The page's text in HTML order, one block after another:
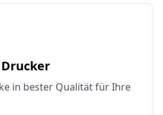
in bester Qualität für Ihre